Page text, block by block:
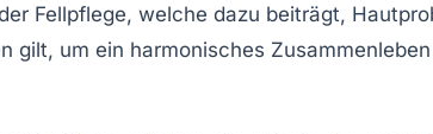
Fellpflege, welche dazu beiträgt,
gilt, um ein harmonisches